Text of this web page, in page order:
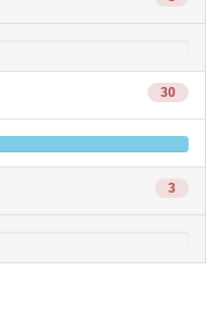
30
3